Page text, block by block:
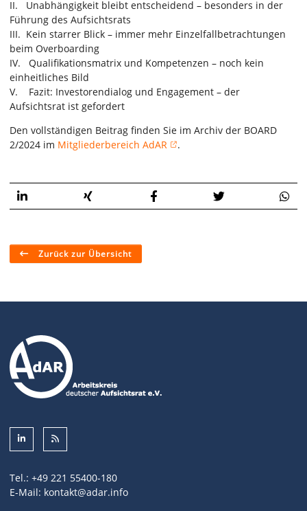
II. Unabhängigkeit bleibt entscheidend – besonders in der
Führung des Aufsichtsrats
III. Kein starrer Blick – immer mehr Einzelfallbetrachtungen
beim Overboarding
IV. Qualifikationsmatrix und Kompetenzen – noch kein
einheitliches Bild
V. Fazit: Investorendialog und Engagement – der
Aufsichtsrat ist gefordert
Den vollständigen Beitrag finden Sie im Archiv der BOARD
2/2024 im Mitgliederbereich AdAR .
Zurück zur Übersicht
Tel.: +49 221 55400-180
E-Mail: kontakt@adar.info